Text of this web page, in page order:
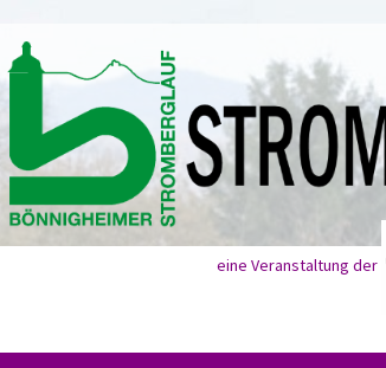
eine Veranstaltung der